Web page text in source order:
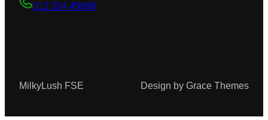
012 324 45698
MilkyLush FSE Design by Grace Themes